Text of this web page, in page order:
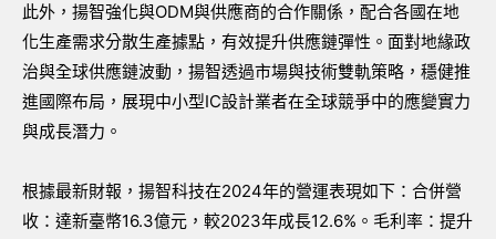
此外，揚智強化與ODM與供應商的合作關係，配合各國在地
化生產需求分散生產據點，有效提升供應鏈彈性。面對地緣政
治與全球供應鏈波動，揚智透過市場與技術雙軌策略，穩健推
進國際布局，展現中小型IC設計業者在全球競爭中的應變實力
與成長潛力。
根據最新財報，揚智科技在2024年的營運表現如下：合併營
收：達新臺幣16.3億元，較2023年成長12.6%。毛利率：提升